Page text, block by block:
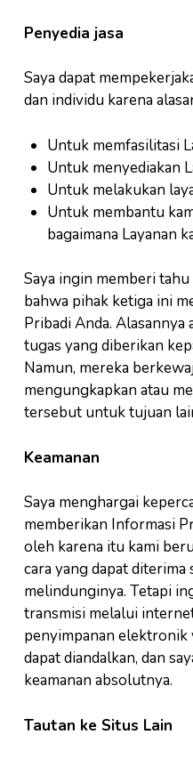
Penyedia jasa
Saya dapat
dan individu karena
Untuk memfasilitasi
Untuk menyediakan
Untuk melakukan
Untuk membantu
bagaimana Layanan
Saya ingin memberi
bahwa pihak ketiga ini
Pribadi Anda.
tugas yang diberikan
Namun, mereka
mengungkapkan atau
tersebut untuk tujuan
Keamanan
Saya menghargai
memberikan Informasi
oleh karena itu kami
cara yang dapat
melindunginya. Tetapi
transmisi melalui
penyimpanan elektronik
dapat diandalkan, dan
keamanan absolutnya.
Tautan ke Situs Lain